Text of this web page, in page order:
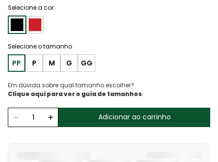
Selecione a cor
PP P M G GG
Em dúvida sobre qual tamanho escolher?
Adicionar ao carrinho